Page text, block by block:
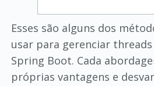
Esses são alguns dos
usar para gerenciar
Spring Boot. Cada
próprias vantagens e